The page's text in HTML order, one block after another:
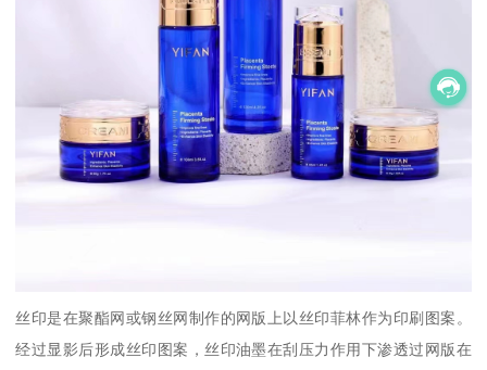
丝印是在聚酯网或钢丝网制作的网版上以丝印菲林作为印刷图案。
经过显影后形成丝印图案，丝印油墨在刮压力作用下渗透过网版在